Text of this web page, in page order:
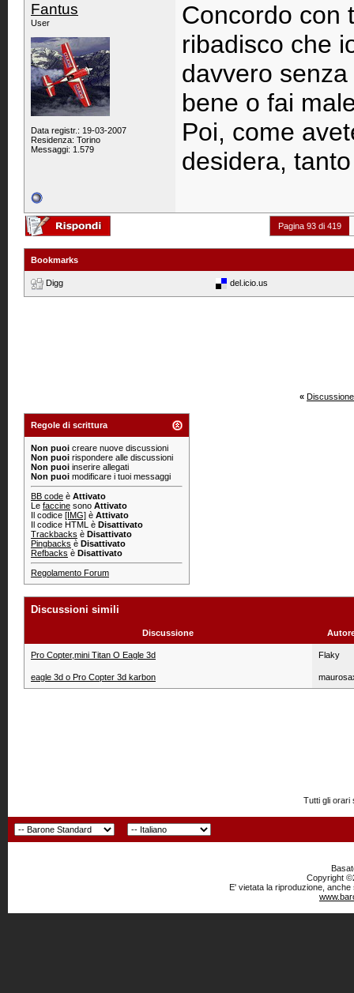
Fantus
User
Data registr.: 19-03-2007
Residenza: Torino
Messaggi: 1.579
Concordo con
ribadisco che
davvero
bene o fai
Poi, come
desidera,
Pagina 93 di 419
Bookmarks
Digg del.icio.us
«
Regole di scrittura
Non puoi creare nuove discussioni
Non puoi rispondere alle discussioni
Non puoi inserire allegati
Non puoi modificare i tuoi messaggi
BB code è Attivato
Le faccine sono Attivato
Il codice [IMG] è Attivato
Il codice HTML è Disattivato
Trackbacks è Disattivato
Pingbacks è Disattivato
Refbacks è Disattivato
Regolamento Forum
Discussioni simili
Discussione
Pro Copter,mini Titan O Eagle 3d Flaky
eagle 3d o Pro Copter 3d karbon
Tutti gli orari
Copyright
E' vietata la riproduzione,